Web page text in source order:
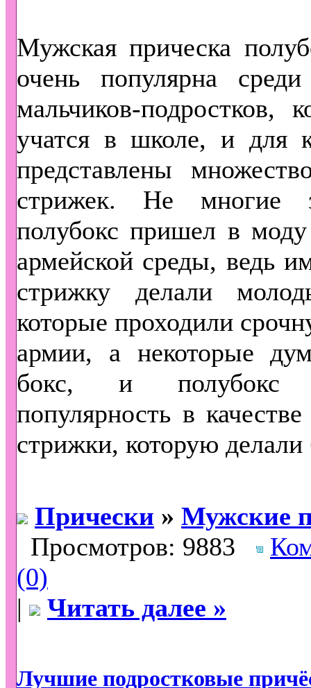
Мужская прическа
очень популярна
мальчиков-подростков,
учатся в школе, и для
представлены
стрижек. Не многие
полубокс пришел в
армейской среды, ведь
стрижку делали
которые проходили
армии, а некоторые
бокс, и полубокс
популярность в
стрижки, которую делали
Прически » Мужские
Просмотров: 9883
(0)
|
Читать далее »
Лучшие подростковые